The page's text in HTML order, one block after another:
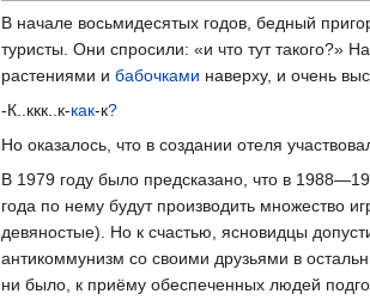
В начале восьмидесятых годов, бедный
туристы. Они спросили: «и что тут такого?»
растениями и бабочками наверху, и очень
-К..ккк..к-как-к?
Но оказалось, что в создании отеля
В 1979 году было предсказано, что в
года по нему будут производить множество
девяностые). Но к счастью, ясновидцы
антикоммунизм со своими друзьями в
ни было, к приëму обеспеченных людей